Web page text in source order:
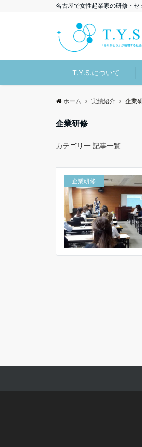
名古屋で女性起業家の研修・
T.Y.S.について
ホーム 実績紹介 企業
企業研修
カテゴリ一 記事一覧
企業研修